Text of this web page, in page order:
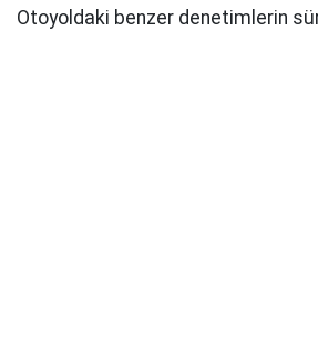
Otoyoldaki benzer denetimlerin